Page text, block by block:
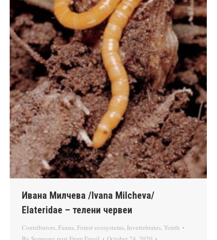
Ивана Милчева /Ivana Milcheva/
Elateridae – телени червеи
Contributors, Fauna, Forest ecosystems, Invertebrates, Youth